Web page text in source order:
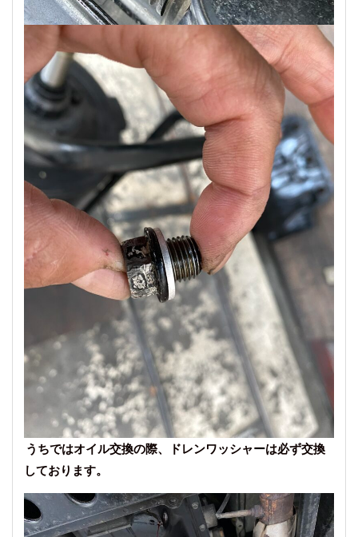
うちではオイル交換の際、ドレンワッシャーは必ず交換
しております。